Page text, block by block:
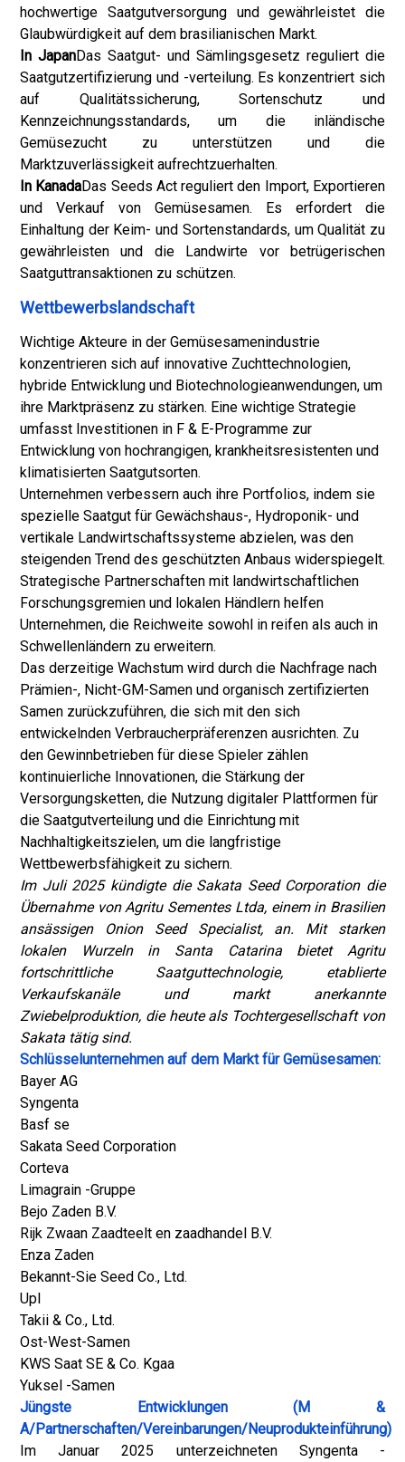
hochwertige Saatgutversorgung und gewährleistet die
Glaubwürdigkeit auf dem brasilianischen Markt.
In JapanDas Saatgut- und Sämlingsgesetz reguliert die
Saatgutzertifizierung und -verteilung. Es konzentriert sich
auf Qualitätssicherung, Sortenschutz und
Kennzeichnungsstandards, um die inländische
Gemüsezucht zu unterstützen und die
Marktzuverlässigkeit aufrechtzuerhalten.
In KanadaDas Seeds Act reguliert den Import, Exportieren
und Verkauf von Gemüsesamen. Es erfordert die
Einhaltung der Keim- und Sortenstandards, um Qualität zu
gewährleisten und die Landwirte vor betrügerischen
Saatguttransaktionen zu schützen.
Wettbewerbslandschaft
Wichtige Akteure in der Gemüsesamenindustrie
konzentrieren sich auf innovative Zuchttechnologien,
hybride Entwicklung und Biotechnologieanwendungen, um
ihre Marktpräsenz zu stärken. Eine wichtige Strategie
umfasst Investitionen in F & E-Programme zur
Entwicklung von hochrangigen, krankheitsresistenten und
klimatisierten Saatgutsorten.
Unternehmen verbessern auch ihre Portfolios, indem sie
spezielle Saatgut für Gewächshaus-, Hydroponik- und
vertikale Landwirtschaftssysteme abzielen, was den
steigenden Trend des geschützten Anbaus widerspiegelt.
Strategische Partnerschaften mit landwirtschaftlichen
Forschungsgremien und lokalen Händlern helfen
Unternehmen, die Reichweite sowohl in reifen als auch in
Schwellenländern zu erweitern.
Das derzeitige Wachstum wird durch die Nachfrage nach
Prämien-, Nicht-GM-Samen und organisch zertifizierten
Samen zurückzuführen, die sich mit den sich
entwickelnden Verbraucherpräferenzen ausrichten. Zu
den Gewinnbetrieben für diese Spieler zählen
kontinuierliche Innovationen, die Stärkung der
Versorgungsketten, die Nutzung digitaler Plattformen für
die Saatgutverteilung und die Einrichtung mit
Nachhaltigkeitszielen, um die langfristige
Wettbewerbsfähigkeit zu sichern.
Im Juli 2025 kündigte die Sakata Seed Corporation die
Übernahme von Agritu Sementes Ltda, einem in Brasilien
ansässigen Onion Seed Specialist, an. Mit starken
lokalen Wurzeln in Santa Catarina bietet Agritu
fortschrittliche Saatguttechnologie, etablierte
Verkaufskanäle und markt anerkannte
Zwiebelproduktion, die heute als Tochtergesellschaft von
Sakata tätig sind.
Schlüsselunternehmen auf dem Markt für Gemüsesamen:
Bayer AG
Syngenta
Basf se
Sakata Seed Corporation
Corteva
Limagrain -Gruppe
Bejo Zaden B.V.
Rijk Zwaan Zaadteelt en zaadhandel B.V.
Enza Zaden
Bekannt-Sie Seed Co., Ltd.
Upl
Takii & Co., Ltd.
Ost-West-Samen
KWS Saat SE & Co. Kgaa
Yuksel -Samen
Jüngste Entwicklungen (M &
A/Partnerschaften/Vereinbarungen/Neuprodukteinführung)
Im Januar 2025 unterzeichneten Syngenta -